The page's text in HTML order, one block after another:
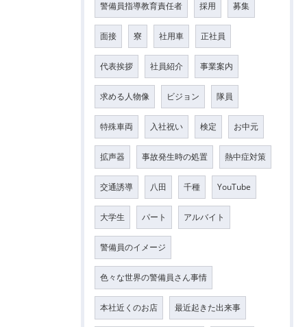
警備員指導教育責任者 採用 募集
面接 寮 社用車 正社員
代表挨拶 社員紹介 事業案内
求める人物像 ビジョン 隊員
特殊車両 入社祝い 検定 お中元
拡声器 事故発生時の処置 熱中症対策
交通誘導 八田 千種 YouTube
大学生 パート アルバイト
警備員のイメージ
色々な世界の警備員さん事情
本社近くのお店 最近起きた出来事